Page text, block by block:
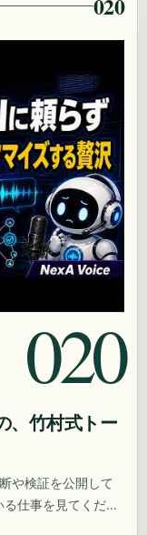
020
、竹村式トー
や検証を公開して
仕事を見てくださ